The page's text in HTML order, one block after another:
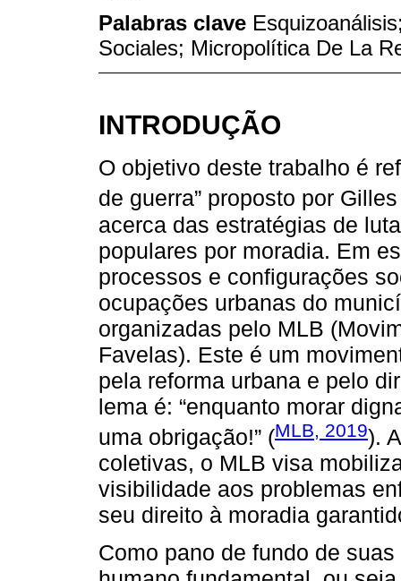
Palabras clave
Sociales; Micropolítica De La
INTRODUÇÃO
O objetivo deste trabalho é
de guerra” proposto por
acerca das estratégias de
populares por moradia. Em
processos e configurações
ocupações urbanas do
organizadas pelo MLB
Favelas). Este é um
pela reforma urbana e pelo
lema é: “enquanto morar
uma obrigação!” (MLB, 2019).
coletivas, o MLB visa
visibilidade aos problemas
seu direito à moradia
Como pano de fundo de